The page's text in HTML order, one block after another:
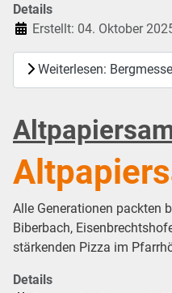
Details
Erstellt: 04. Oktober
Weiterlesen:
Alle Generationen packten
Biberbach,
stärkenden Pizza im
Details